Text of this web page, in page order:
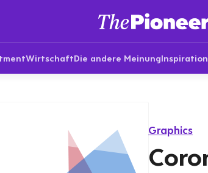
WirtschaftDie andere Meinung
Graphics